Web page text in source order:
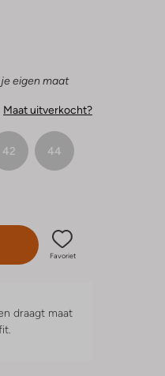
eigen maat
Maat uitverkocht?
42 44
Favoriet
draagt maat
.